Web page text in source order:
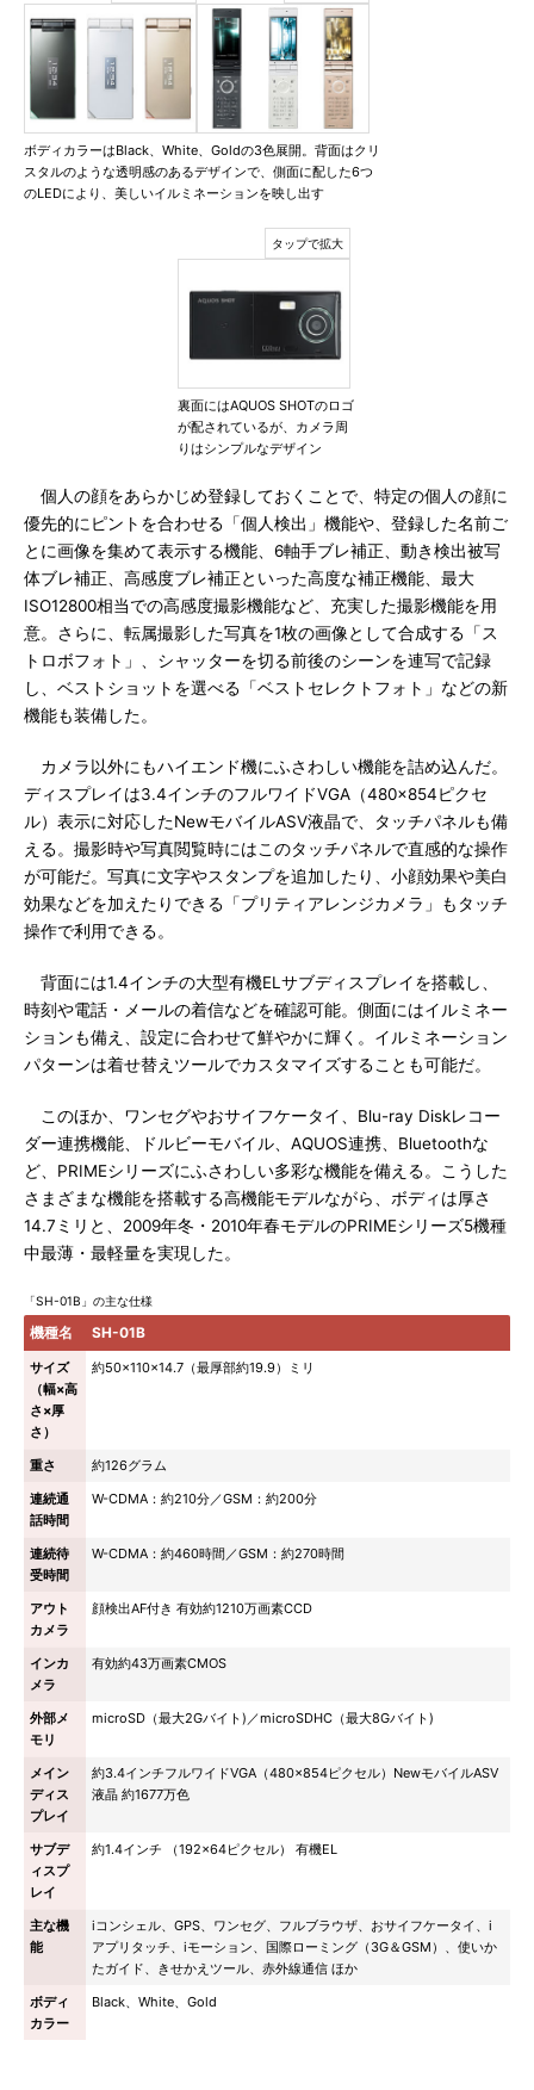
ボディカラーはBlack、White、Goldの3色展開。背面はクリ
スタルのような透明感のあるデザインで、側面に配した6つ
のLEDにより、美しいイルミネーションを映し出す
裏面にはAQUOS SHOTのロゴ
が配されているが、カメラ周
りはシンプルなデザイン
個人の顔をあらかじめ登録しておくことで、特定の個人の顔に
優先的にピントを合わせる「個人検出」機能や、登録した名前ご
とに画像を集めて表示する機能、6軸手ブレ補正、動き検出被写
体ブレ補正、高感度ブレ補正といった高度な補正機能、最大
ISO12800相当での高感度撮影機能など、充実した撮影機能を用
意。さらに、転属撮影した写真を1枚の画像として合成する「ス
トロボフォト」、シャッターを切る前後のシーンを連写で記録
し、ベストショットを選べる「ベストセレクトフォト」などの新
機能も装備した。
カメラ以外にもハイエンド機にふさわしい機能を詰め込んだ。
ディスプレイは3.4インチのフルワイドVGA（480×854ピクセ
ル）表示に対応したNewモバイルASV液晶で、タッチパネルも備
える。撮影時や写真閲覧時にはこのタッチパネルで直感的な操作
が可能だ。写真に文字やスタンプを追加したり、小顔効果や美白
効果などを加えたりできる「プリティアレンジカメラ」もタッチ
操作で利用できる。
背面には1.4インチの大型有機ELサブディスプレイを搭載し、
時刻や電話・メールの着信などを確認可能。側面にはイルミネー
ションも備え、設定に合わせて鮮やかに輝く。イルミネーション
パターンは着せ替えツールでカスタマイズすることも可能だ。
このほか、ワンセグやおサイフケータイ、Blu-ray Diskレコー
ダー連携機能、ドルビーモバイル、AQUOS連携、Bluetoothな
ど、PRIMEシリーズにふさわしい多彩な機能を備える。こうした
さまざまな機能を搭載する高機能モデルながら、ボディは厚さ
14.7ミリと、2009年冬・2010年春モデルのPRIMEシリーズ5機種
中最薄・最軽量を実現した。
「SH-01B」の主な仕様
機種名 SH-01B
サイズ
（幅×高
さ×厚
さ）
約50×110×14.7（最厚部約19.9）ミリ
重さ
約126グラム
連続通
話時間
W-CDMA：約210分／GSM：約200分
連続待
受時間
W-CDMA：約460時間／GSM：約270時間
アウト
カメラ
顔検出AF付き 有効約1210万画素CCD
インカ
メラ
有効約43万画素CMOS
外部メ
モリ
microSD（最大2Gバイト)／microSDHC（最大8Gバイト)
メイン
ディス
プレイ
約3.4インチフルワイドVGA（480×854ピクセル）NewモバイルASV
液晶 約1677万色
サブデ
ィスプ
レイ
約1.4インチ （192×64ピクセル） 有機EL
主な機
能
iコンシェル、GPS、ワンセグ、フルブラウザ、おサイフケータイ、i
アプリタッチ、iモーション、国際ローミング（3G＆GSM）、使いか
たガイド、きせかえツール、赤外線通信 ほか
ボディ
カラー
Black、White、Gold